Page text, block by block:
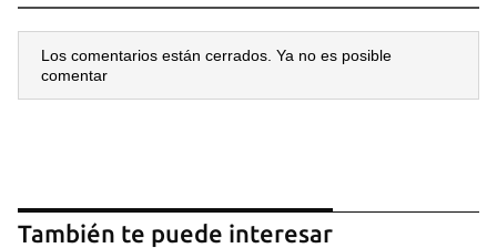
Los comentarios están cerrados. Ya no es posible
comentar
También te puede interesar